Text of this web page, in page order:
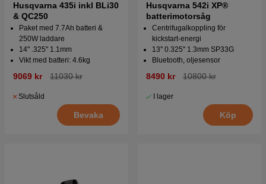
Husqvarna 435i inkl BLi30
& QC250
Paket med 7.7Ah batteri &
250W laddare
14" .325" 1.1mm
Vikt med batteri: 4.6kg
9069 kr 11030 kr
Slutsåld
Bevaka
Husqvarna 542i XP®
batterimotorsåg
Centrifugalkoppling för
kickstart-energi
13'' 0.325'' 1.3mm SP33G
Bluetooth, oljesensor
8490 kr 10800 kr
I lager
Köp